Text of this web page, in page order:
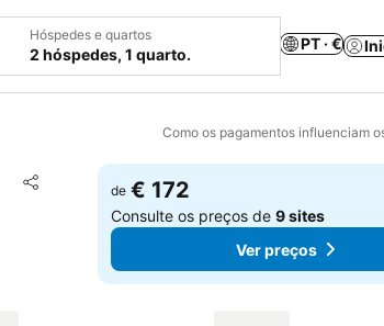
Hóspedes e quartos
2 hóspedes, 1 quarto.
PT · €
Como os pagamentos influenciam
Partilhar
Adicionar aos favoritos
de € 172
Consulte os preços de9 sites
Ver preços